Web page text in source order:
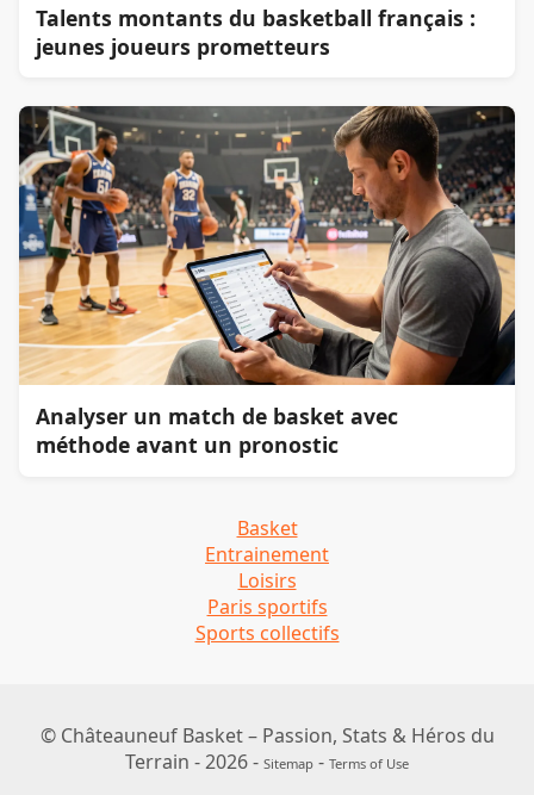
Talents montants du basketball français :
jeunes joueurs prometteurs
Analyser un match de basket avec
méthode avant un pronostic
Basket
Entrainement
Loisirs
Paris sportifs
Sports collectifs
© Châteauneuf Basket – Passion, Stats & Héros du
Terrain - 2026 - Sitemap - Terms of Use